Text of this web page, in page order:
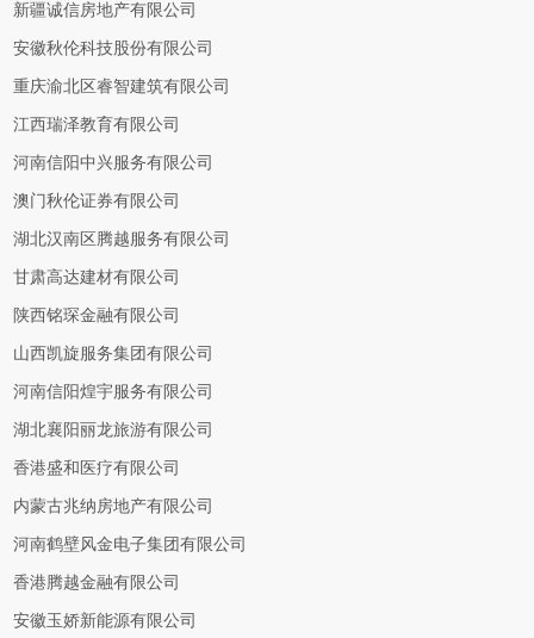
新疆诚信房地产有限公司
安徽秋伦科技股份有限公司
重庆渝北区睿智建筑有限公司
江西瑞泽教育有限公司
河南信阳中兴服务有限公司
澳门秋伦证券有限公司
湖北汉南区腾越服务有限公司
甘肃高达建材有限公司
陕西铭琛金融有限公司
山西凯旋服务集团有限公司
河南信阳煌宇服务有限公司
湖北襄阳丽龙旅游有限公司
香港盛和医疗有限公司
内蒙古兆纳房地产有限公司
河南鹤壁风金电子集团有限公司
香港腾越金融有限公司
安徽玉娇新能源有限公司